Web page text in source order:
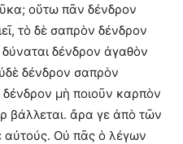
οὕτω πᾶν δένδρον
τὸ δὲ σαπρὸν δένδρον
δένδρον ἀγαθὸν
δένδρον σαπρὸν
μὴ ποιοῦν καρπὸν
βάλλεται. ἄρα γε ἀπὸ τῶν
Οὐ πᾶς ὁ λέγων